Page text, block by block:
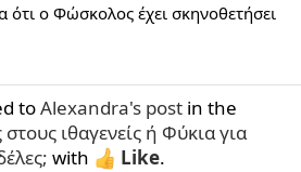
ότι ο Φώσκολος έχει σκηνοθετήσει
toAlexandra's post in the
στους ιθαγενείς ή Φύκια για
with Like.